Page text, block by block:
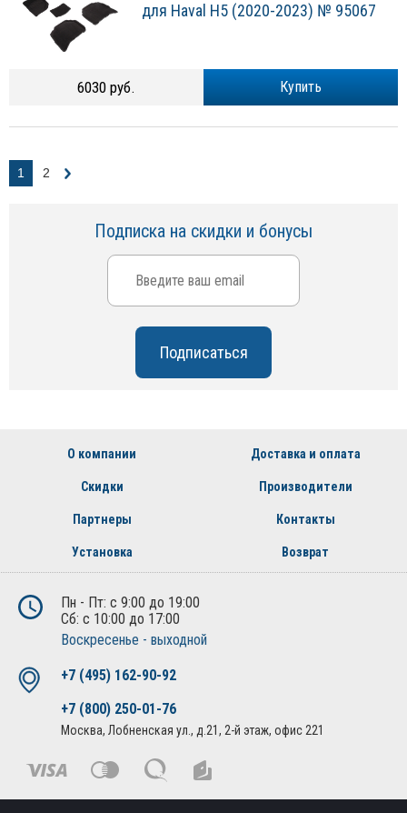
для Haval H5 (2020-2023) № 95067
Купить
6030 руб.
1 2
Подписка на скидки и бонусы
О компании Доставка и оплата
Скидки Производители
Партнеры Контакты
Установка Возврат
Пн - Пт: с 9:00 до 19:00
Сб: с 10:00 до 17:00
Воскресенье - выходной
+7 (495) 162-90-92
+7 (800) 250-01-76
Москва, Лобненская ул., д.21, 2-й этаж, офис 221